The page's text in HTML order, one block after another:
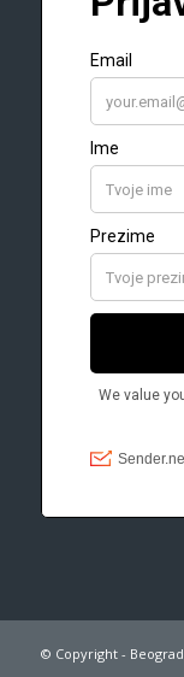
© Copyright -